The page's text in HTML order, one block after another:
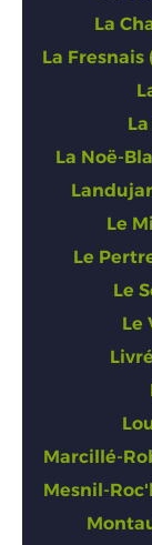
La
La Fresnais
La Noë-
Le
Le
Le
Le
Marcillé-
Mesnil-